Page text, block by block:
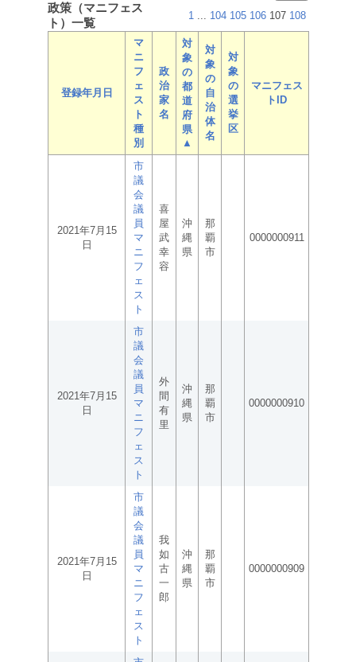
政策（マニフェス
ト）一覧
1 ... 104 105 106 107 108
登録年月日
マ
ニ
フ
ェ
ス
ト
種
別
政
治
家
名
対
象
の
都
道
府
県
▲
対
象
の
自
治
体
名
対
象
の
選
挙
区
マニフェス
トID
2021年7月15
日
市
議
会
議
員
マ
ニ
フ
ェ
ス
ト
喜
屋
武
幸
容
沖
縄
県
那
覇
市
0000000911
2021年7月15
日
市
議
会
議
員
マ
ニ
フ
ェ
ス
ト
外
間
有
里
沖
縄
県
那
覇
市
0000000910
2021年7月15
日
市
議
会
議
員
マ
ニ
フ
ェ
ス
ト
我
如
古
一
郎
沖
縄
県
那
覇
市
0000000909